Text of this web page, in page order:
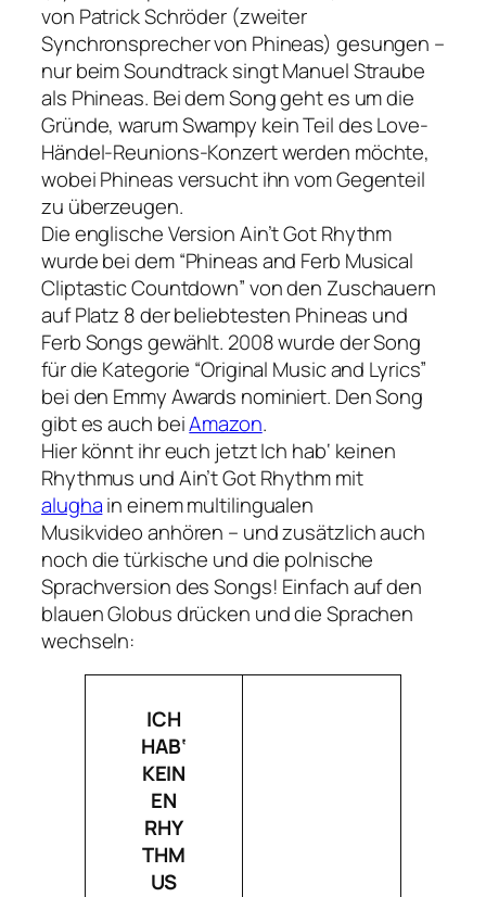
von Patrick Schröder (zweiter
Synchronsprecher von Phineas) gesungen –
nur beim Soundtrack singt Manuel Straube
als Phineas. Bei dem Song geht es um die
Gründe, warum Swampy kein Teil des Love-
Händel-Reunions-Konzert werden möchte,
wobei Phineas versucht ihn vom Gegenteil
zu überzeugen.
Die englische VersionAin’t Got Rhythm
wurde bei dem “Phineas and Ferb Musical
Cliptastic Countdown” von den Zuschauern
auf Platz 8 der beliebtesten Phineas und
Ferb Songs gewählt. 2008 wurde der Song
für die Kategorie “Original Music and Lyrics”
bei den Emmy Awards nominiert. Den Song
gibt es auch beiAmazon.
Hier könnt ihr euch jetztIch hab‘ keinen
Rhythmus undAin’t Got Rhythmmit
alughain einem multilingualen
Musikvideo anhören – und zusätzlich auch
noch die türkische und die polnische
Sprachversion des Songs! Einfach auf den
blauen Globus drücken und die Sprachen
wechseln:
ICH
HAB‘
KEIN
EN
RHY
THM
US